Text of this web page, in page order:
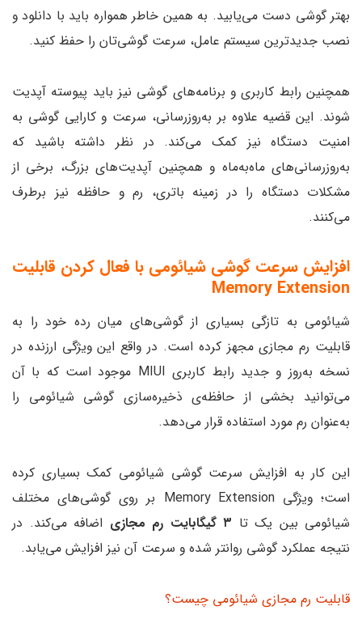
بهتر گوشی دست می‌یابید. به همین خاطر همواره باید با دانلود و
نصب جدیدترین سیستم عامل، سرعت گوشی‌تان را حفظ کنید.
همچنین رابط کاربری و برنامه‌های گوشی نیز باید پیوسته آپدیت
شوند. این قضیه علاوه بر به‌روزرسانی، سرعت و کارایی گوشی به
امنیت دستگاه نیز کمک می‌کند. در نظر داشته باشید که
به‌روزرسانی‌های ماه‌به‌ماه و همچنین آپدیت‌های بزرگ، برخی از
مشکلات دستگاه را در زمینه باتری، رم و حافظه نیز برطرف
می‌کنند.
افزایش سرعت گوشی شیائومی با فعال کردن قابلیت
Memory Extension
شیائومی به تازگی بسیاری از گوشی‌های میان رده خود را به
قابلیت رم مجازی مجهز کرده است. در واقع این ویژگی ارزنده در
نسخه به‌روز و جدید رابط کاربری MIUI موجود است که با آن
می‌توانید بخشی از حافظه‌ی ذخیره‌سازی گوشی شیائومی را
به‌عنوان رم مورد استفاده قرار می‌دهد.
این کار به افزایش سرعت گوشی شیائومی کمک بسیاری کرده
است؛ ویژگی Memory Extension بر روی گوشی‌های مختلف
شیائومی بین یک تا ۳ گیگابایت رم مجازی
اضافه می‌کند. در
نتیجه عملکرد گوشی روانتر شده و سرعت آن نیز افزایش می‌یابد.
قابلیت رم مجازی شیائومی چیست؟